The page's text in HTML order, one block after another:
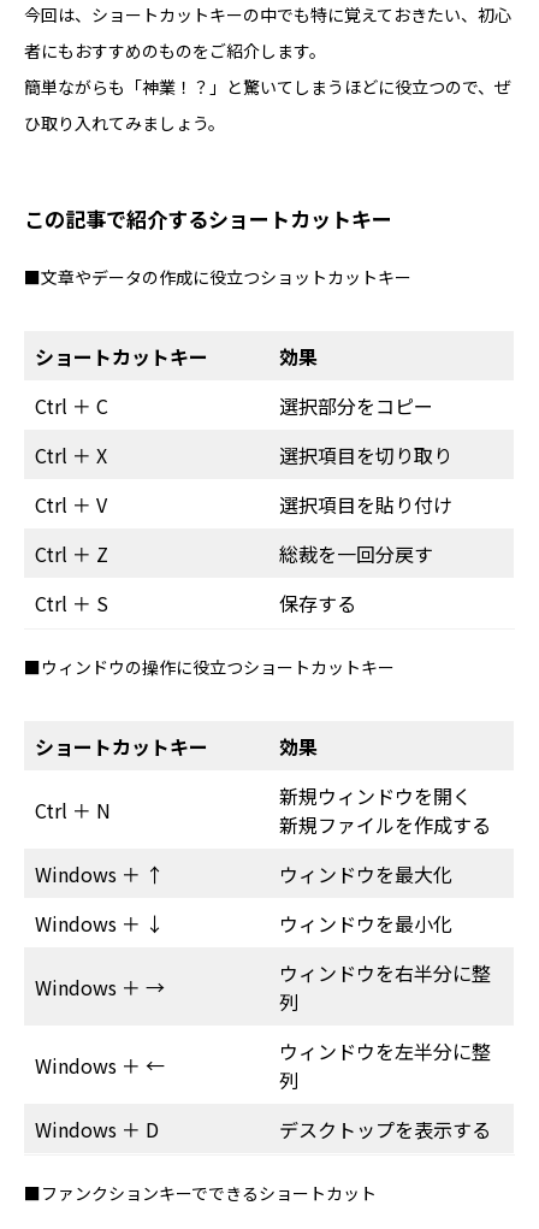
今回は、ショートカットキーの中でも特に覚えておきたい、初心
者にもおすすめのものをご紹介します。
簡単ながらも「神業！？」と驚いてしまうほどに役立つので、ぜ
ひ取り入れてみましょう。
この記事で紹介するショートカットキー
■文章やデータの作成に役立つショットカットキー
ショートカットキー
効果
Ctrl ＋ C
選択部分をコピー
Ctrl ＋ X
選択項目を切り取り
Ctrl ＋ V
選択項目を貼り付け
Ctrl ＋ Z
総裁を一回分戻す
Ctrl ＋ S
保存する
■ウィンドウの操作に役立つショートカットキー
ショートカットキー 効果
Ctrl ＋ N
新規ウィンドウを開く
新規ファイルを作成する
Windows ＋ ↑
ウィンドウを最大化
Windows ＋ ↓
ウィンドウを最小化
Windows ＋ →
ウィンドウを右半分に整
列
Windows ＋ ←
ウィンドウを左半分に整
列
Windows ＋ D
デスクトップを表示する
■ファンクションキーでできるショートカット